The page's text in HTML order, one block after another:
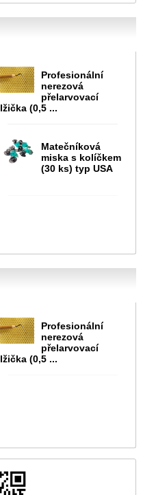
Profesionální
nerezová
přelarvovací
lžička (0,5 ...
Matečníková
miska s kolíčkem
(30 ks) typ USA
Profesionální
nerezová
přelarvovací
lžička (0,5 ...